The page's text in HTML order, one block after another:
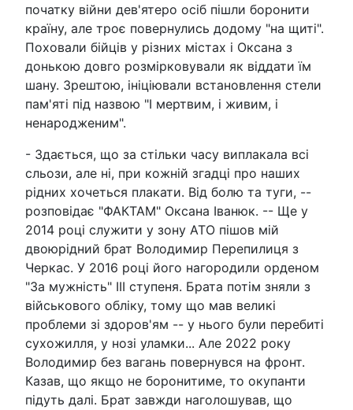
початку війни дев'ятеро осіб пішли боронити
країну, але троє повернулись додому "на щиті".
Поховали бійців у різних містах і Оксана з
донькою довго розмірковували як віддати їм
шану. Зрештою, ініціювали встановлення стели
пам'яті під назвою "І мертвим, і живим, і
ненародженим".
- Здається, що за стільки часу виплакала всі
сльози, але ні, при кожній згадці про наших
рідних хочеться плакати. Від болю та туги, --
розповідає "ФАКТАМ" Оксана Іванюк. -- Ще у
2014 році служити у зону АТО пішов мій
двоюрідний брат Володимир Перепилиця з
Черкас. У 2016 році його нагородили орденом
"За мужність" ІІІ ступеня. Брата потім зняли з
військового обліку, тому що мав великі
проблеми зі здоров'ям -- у нього були перебиті
сухожилля, у нозі уламки... Але 2022 року
Володимир без вагань повернувся на фронт.
Казав, що якщо не боронитиме, то окупанти
підуть далі. Брат завжди наголошував, що